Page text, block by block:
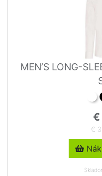
MEN’S LONG-
€
€